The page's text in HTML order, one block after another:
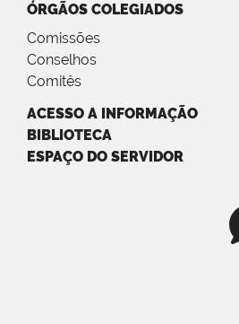
ÓRGÃOS COLEGIADOS
Comissões
Conselhos
Comitês
ACESSO A INFORMAÇÃO
BIBLIOTECA
ESPAÇO DO SERVIDOR